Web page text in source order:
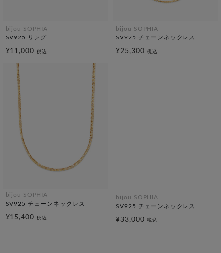
bijou SOPHIA
SV925 リング
¥11,000税込
bijou SOPHIA
SV925 チェーンネックレス
¥25,300 税込
bijou SOPHIA
SV925 チェーンネックレス
¥15,400税込
bijou SOPHIA
SV925 チェーンネックレス
¥33,000 税込